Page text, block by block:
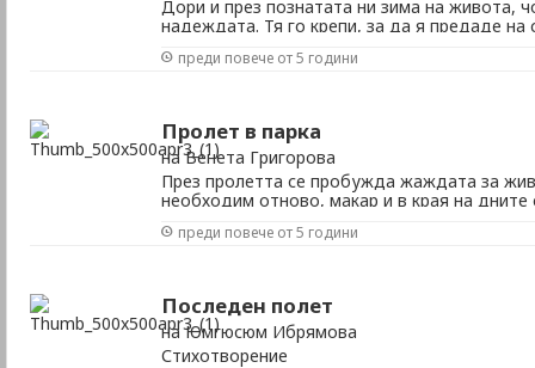
Дори и през познатата ни зима на живота,
надеждата. Тя го крепи, за да я предаде на
преди повече от 5 години
Пролет в парка
на Венета Григорова
През пролетта се пробужда жаждата за
необходим отново, макар и в края на дните
преди повече от 5 години
Последен полет
на Юмгюсюм Ибрямова
Стихотворение